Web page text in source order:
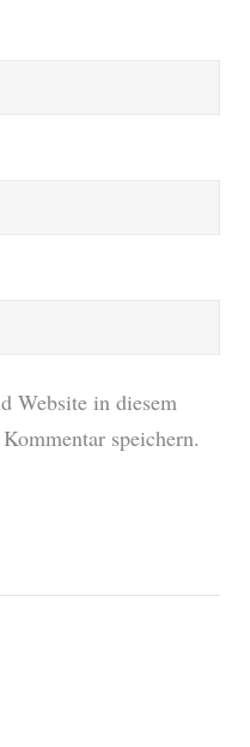
Website in diesem
speichern.